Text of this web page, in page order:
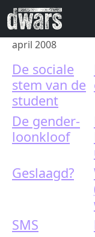
Skip to main content
april 2008
De sociale
stem van de
student
De gender-
loonkloof
Geslaagd?
SMS